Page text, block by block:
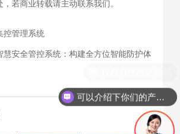
若商业转载请主动联系我们。
控管理系统
慧安全管控系统：构建全方位智能防护体
可以介绍下你们的产品么